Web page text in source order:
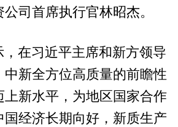
司首席执行官林昭杰。
，在习近平主席和新方领导
中新全方位高质量的前瞻性
上新水平，为地区国家合作
国经济长期向好，新质生产